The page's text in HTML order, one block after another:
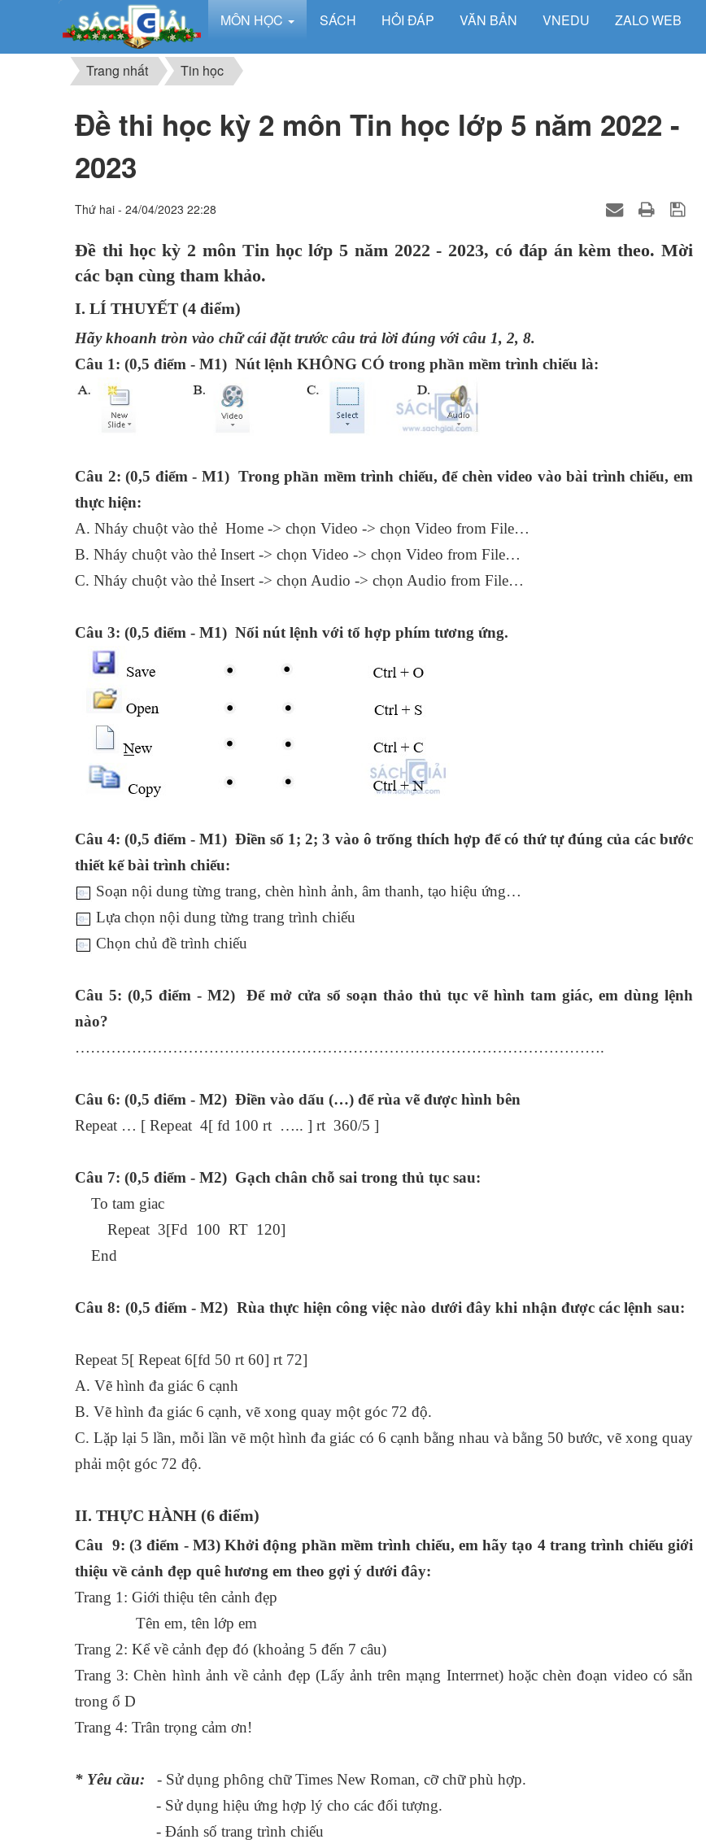
MÔN HỌC SÁCH HỎI ĐÁP VĂN BẢN VNEDU ZALO WEB
Trang nhất Tin học
Đề thi học kỳ 2 môn Tin học lớp 5 năm 2022 -
2023
Thứ hai - 24/04/2023 22:28
Đề thi học kỳ 2 môn Tin học lớp 5 năm 2022 - 2023, có đáp án kèm theo. Mời
các bạn cùng tham khảo.
I. LÍ THUYẾT (4 điểm)
Hãy khoanh tròn vào chữ cái đặt trước câu trả lời đúng với câu 1, 2, 8.
Câu 1: (0,5 điểm - M1) Nút lệnh KHÔNG CÓ trong phần mềm trình chiếu là:
Câu 2: (0,5 điểm - M1) Trong phần mềm trình chiếu, để chèn video vào bài trình chiếu, em
thực hiện:
A. Nháy chuột vào thẻ Home -> chọn Video -> chọn Video from File…
B. Nháy chuột vào thẻ Insert -> chọn Video -> chọn Video from File…
C. Nháy chuột vào thẻ Insert -> chọn Audio -> chọn Audio from File…
Câu 3: (0,5 điểm - M1) Nối nút lệnh với tổ hợp phím tương ứng.
Câu 4: (0,5 điểm - M1) Điền số 1; 2; 3 vào ô trống thích hợp để có thứ tự đúng của các bước
thiết kế bài trình chiếu:
Soạn nội dung từng trang, chèn hình ảnh, âm thanh, tạo hiệu ứng…
Lựa chọn nội dung từng trang trình chiếu
Chọn chủ đề trình chiếu
Câu 5: (0,5 điểm - M2) Để mở cửa sổ soạn thảo thủ tục vẽ hình tam giác, em dùng lệnh
nào?
………………………………………………………………………………………….
Câu 6: (0,5 điểm - M2) Điền vào dấu (…) để rùa vẽ được hình bên
Repeat … [ Repeat 4[ fd 100 rt ….. ] rt 360/5 ]
Câu 7: (0,5 điểm - M2) Gạch chân chỗ sai trong thủ tục sau:
To tam giac
Repeat 3[Fd 100 RT 120]
End
Câu 8: (0,5 điểm - M2) Rùa thực hiện công việc nào dưới đây khi nhận được các lệnh sau:
Repeat 5[ Repeat 6[fd 50 rt 60] rt 72]
A. Vẽ hình đa giác 6 cạnh
B. Vẽ hình đa giác 6 cạnh, vẽ xong quay một góc 72 độ.
C. Lặp lại 5 lần, mỗi lần vẽ một hình đa giác có 6 cạnh bằng nhau và bằng 50 bước, vẽ xong quay
phải một góc 72 độ.
II. THỰC HÀNH (6 điểm)
Câu 9: (3 điểm - M3) Khởi động phần mềm trình chiếu, em hãy tạo 4 trang trình chiếu giới
thiệu về cảnh đẹp quê hương em theo gợi ý dưới đây:
Trang 1: Giới thiệu tên cảnh đẹp
Tên em, tên lớp em
Trang 2: Kể về cảnh đẹp đó (khoảng 5 đến 7 câu)
Trang 3: Chèn hình ảnh về cảnh đẹp (Lấy ảnh trên mạng Interrnet) hoặc chèn đoạn video có sẵn
trong ổ D
Trang 4: Trân trọng cảm ơn!
* Yêu cầu: - Sử dụng phông chữ Times New Roman, cỡ chữ phù hợp.
- Sử dụng hiệu ứng hợp lý cho các đối tượng.
- Đánh số trang trình chiếu